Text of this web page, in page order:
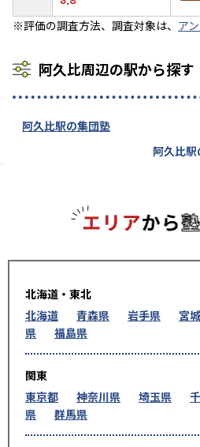
※評価の調査方法、調査対象は、 ア
阿久比周辺の駅から探す
阿久比駅の集団塾
阿久比
北海道・東北
北海道
青森県 岩手県 宮
県
福島県
関東
東京都
神奈川県 埼玉県
県
群馬県